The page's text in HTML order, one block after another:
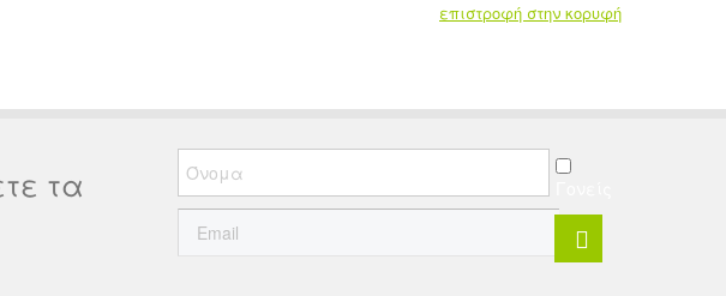
επιστροφή στην κορυφή
τα